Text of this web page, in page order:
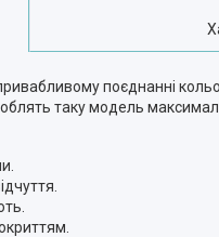
поєднанні
таку модель